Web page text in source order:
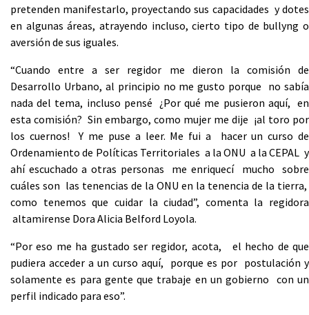
pretenden manifestarlo, proyectando sus capacidades y dotes
en algunas áreas, atrayendo incluso, cierto tipo de bullyng o
aversión de sus iguales.
“Cuando entre a ser regidor me dieron la comisión de
Desarrollo Urbano, al principio no me gusto porque no sabía
nada del tema, incluso pensé ¿Por qué me pusieron aquí, en
esta comisión? Sin embargo, como mujer me dije ¡al toro por
los cuernos! Y me puse a leer. Me fui a hacer un curso de
Ordenamiento de Políticas Territoriales a la ONU a la CEPAL y
ahí escuchado a otras personas me enriquecí mucho sobre
cuáles son las tenencias de la ONU en la tenencia de la tierra,
como tenemos que cuidar la ciudad”, comenta la regidora
altamirense Dora Alicia Belford Loyola.
“Por eso me ha gustado ser regidor, acota, el hecho de que
pudiera acceder a un curso aquí, porque es por postulación y
solamente es para gente que trabaje en un gobierno con un
perfil indicado para eso”.